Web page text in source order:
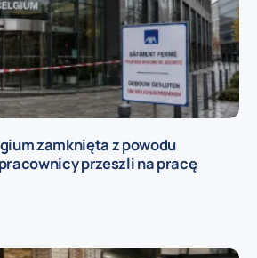
zamknięta z powodu
przeszli na pracę